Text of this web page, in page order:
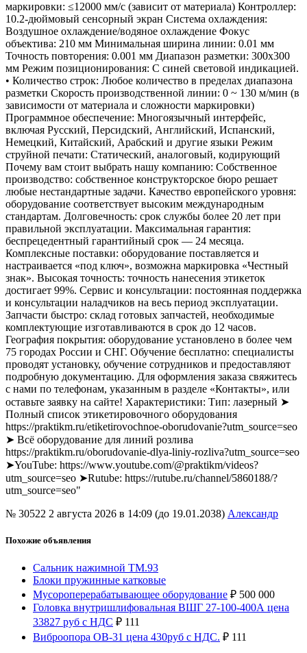
маркировки: ≤12000 мм/с (зависит от материала) Контроллер:
10.2-дюймовый сенсорный экран Система охлаждения:
Воздушное охлаждение/водяное охлаждение Фокус
объектива: 210 мм Минимальная ширина линии: 0.01 мм
Точность повторения: 0.001 мм Диапазон разметки: 300x300
мм Режим позиционирования: С синей световой индикацией.
• Количество строк: Любое количество в пределах диапазона
разметки Скорость производственной линии: 0 ~ 130 м/мин (в
зависимости от материала и сложности маркировки)
Программное обеспечение: Многоязычный интерфейс,
включая Русский, Персидский, Английский, Испанский,
Немецкий, Китайский, Арабский и другие языки Режим
струйной печати: Статический, аналоговый, кодирующий
Почему вам стоит выбрать нашу компанию: Собственное
производство: собственное конструкторское бюро решает
любые нестандартные задачи. Качество европейского уровня:
оборудование соответствует высоким международным
стандартам. Долговечность: срок службы более 20 лет при
правильной эксплуатации. Максимальная гарантия:
беспрецедентный гарантийный срок — 24 месяца.
Комплексные поставки: оборудование поставляется и
настраивается «под ключ», возможна маркировка «Честный
знак». Высокая точность: точность нанесения этикеток
достигает 99%. Сервис и консультации: постоянная поддержка
и консультации наладчиков на весь период эксплуатации.
Запчасти быстро: склад готовых запчастей, необходимые
комплектующие изготавливаются в срок до 12 часов.
География покрытия: оборудование установлено в более чем
75 городах России и СНГ. Обучение бесплатно: специалисты
проводят установку, обучение сотрудников и предоставляют
подробную документацию. Для оформления заказа свяжитесь
с нами по телефонам, указанным в разделе «Контакты», или
оставьте заявку на сайте! Характеристики: Тип: лазерный ➤
Полный список этикетировочного оборудования
https://praktikm.ru/etiketirovochnoe-oborudovanie?utm_source=seo
➤ Всё оборудование для линий розлива
https://praktikm.ru/oborudovanie-dlya-liniy-rozliva?utm_source=seo
➤YouTube: https://www.youtube.com/@praktikm/videos?
utm_source=seo ➤Rutube: https://rutube.ru/channel/5860188/?
utm_source=seo"
№ 30522 2 августа 2026 в 14:09 (до 19.01.2038) Александр
Похожие объявления
Сальник нажимной ТМ.93
Блоки пружинные катковые
Мусороперерабатывающее оборудование ₽ 500 000
Головка внутришлифовальная ВШГ 27-100-400А цена
33827 руб с НДС ₽ 111
Виброопора ОВ-31 цена 430руб с НДС. ₽ 111